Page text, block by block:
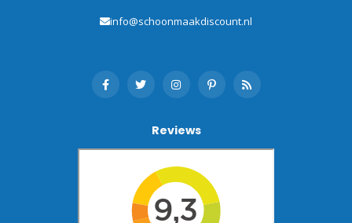
info@schoonmaakdiscount.nl
Reviews